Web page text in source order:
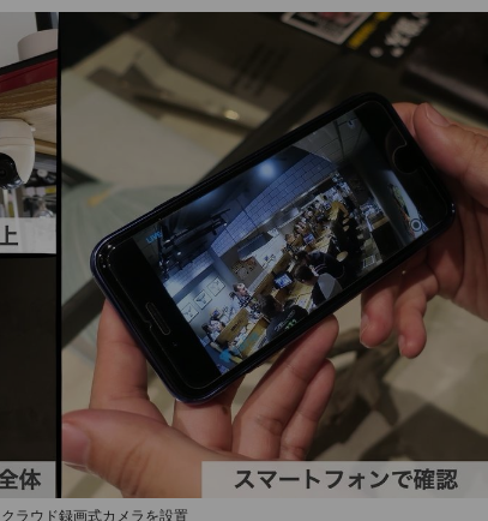
ラウド録画式カメラを設置